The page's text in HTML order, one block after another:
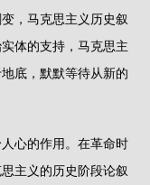
，马克思主义历史叙
体的支持，马克思主
底，默默等待从新的
心的作用。在革命时
主义的历史阶段论叙